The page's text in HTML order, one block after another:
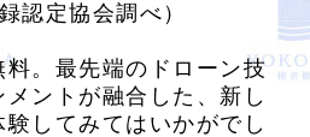
認定協会調べ）
。最先端のドローン技
ントが融合した、新し
してみてはいかがでし